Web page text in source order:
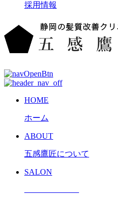
採用情報
HOME
ホーム
ABOUT
五感鷹匠について
SALON